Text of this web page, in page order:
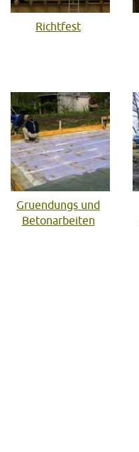
Richtfest
Gruendungs und
Betonarbeiten